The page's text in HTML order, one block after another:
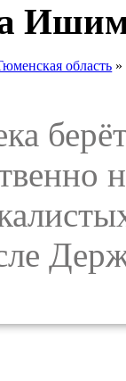
область »